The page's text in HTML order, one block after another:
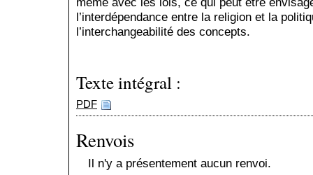
l’interdépendance entre la religion et la
l’interchangeabilité des concepts.
Texte intégral :
PDF
Renvois
Il n'y a présentement aucun renvoi.